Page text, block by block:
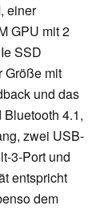
einer
GPU mit 2
SSD
Größe mit
und das
4.1,
zwei USB-
3-Port und
entspricht
dem